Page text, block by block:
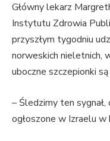
Główny lekarz
Instytutu Zdrowia
przyszłym tygodniu
norweskich nieletnich,
uboczne szczepionki
– Śledzimy ten
ogłoszone w Izraelu